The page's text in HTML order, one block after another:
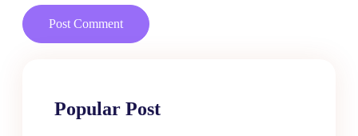
Popular Post